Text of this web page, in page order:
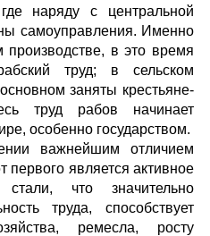
наряду с центральной
самоуправления. Именно
в это время
труд; в сельском
заняты крестьяне-
труд рабов начинает
особенно государством.
важнейшим отличием
первого является активное
стали, что значительно
труда, способствует
ремесла, росту